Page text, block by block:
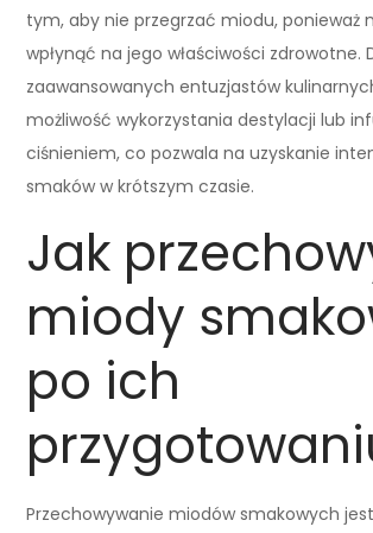
tym, aby nie przegrzać miodu, ponieważ
wpłynąć na jego właściwości zdrowotne.
zaawansowanych entuzjastów
możliwość wykorzystania destylacji lub
ciśnieniem, co pozwala na uzyskanie
smaków w krótszym czasie.
Jak
miody
po ich
Przechowywanie miodów smakowych